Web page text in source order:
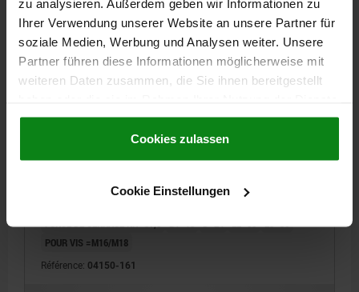
zu analysieren. Außerdem geben wir Informationen zu
Ihrer Verwendung unserer Website an unsere Partner für
soziale Medien, Werbung und Analysen weiter. Unsere
Partner führen diese Informationen möglicherweise mit
weiteren Daten zusammen, die Sie ihnen bereitgestellt
gesammelt haben.Cookie Richtlinien
Datenschutz|AGB
Cookies zulassen
Cookie Einstellungen
04150
BRIDE DE SERRAGE À FOURCHE B2=50 A=30 ACIER
MATÉRIAU DU CORPS DE BASE=ACIER DE TRAITEMENT
FORCE DE SERRAGE KN=37,8 B1=18 D=24 L2=55 L3=36
POUR VIS =M16/M18
Référence: 04150-161